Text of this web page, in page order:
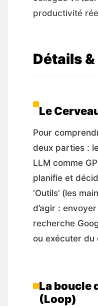
productivité
Détails
Le
Pour
deux parties :
LLM comme
planifie et
‘Outils’ (les
d’agir :
recherche
ou exécuter du
La boucle
(Loop)